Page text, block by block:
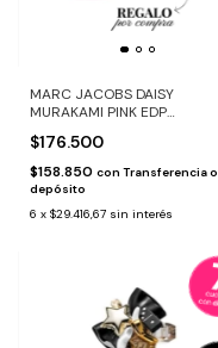
MARC JACOBS DAISY
MURAKAMI PINK EDP
$176.500
$158.850 con Transferencia o
depósito
6 x $29.416,67 sin interés